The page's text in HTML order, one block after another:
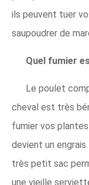
ils peuvent tuer
saupoudrer de
Quel fumier
Le poulet
cheval est très
fumier vos
devient un
très petit sac
une vieille